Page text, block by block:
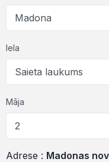
Iela
Māja
Adrese : Madonas